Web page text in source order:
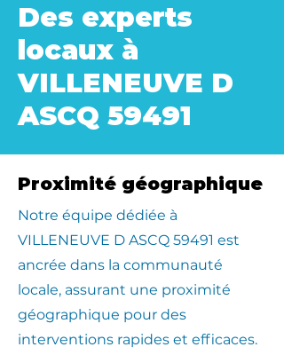
Des experts
locaux à
VILLENEUVE D
ASCQ 59491
Proximité géographique
​Notre équipe dédiée à
VILLENEUVE D ASCQ 59491 est
ancrée dans la communauté
locale, assurant une proximité
géographique pour des
interventions rapides et efficaces.